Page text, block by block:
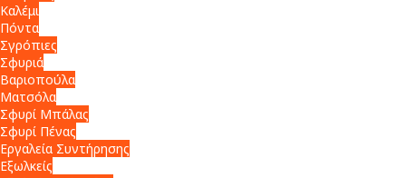
Καλέμι
Πόντα
Σγρόπιες
Σφυριά
Βαριοπούλα
Ματσόλα
Σφυρί Μπάλας
Σφυρί Πένας
Εργαλεία Συντήρησης
Εξωλκείς